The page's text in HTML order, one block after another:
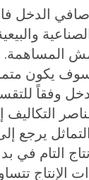
الدخل
المساهمة.
يكون
وفقاً
التكاليف
يرجع
التام في
الإنتاج